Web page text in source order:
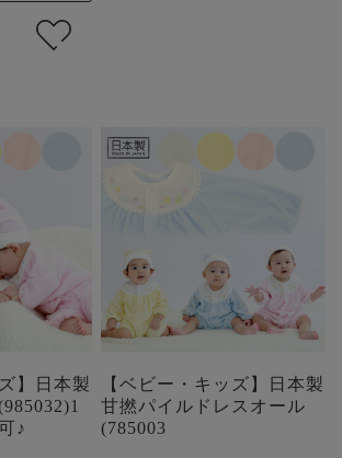
】日本製
♪
【ベビー・キッズ】日本製
甘撚パイルドレスオール
(785003